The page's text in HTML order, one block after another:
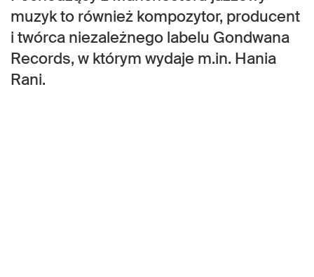
muzyk to również kompozytor, producent
i twórca niezależnego labelu Gondwana
Records, w którym wydaje m.in. Hania
Rani.